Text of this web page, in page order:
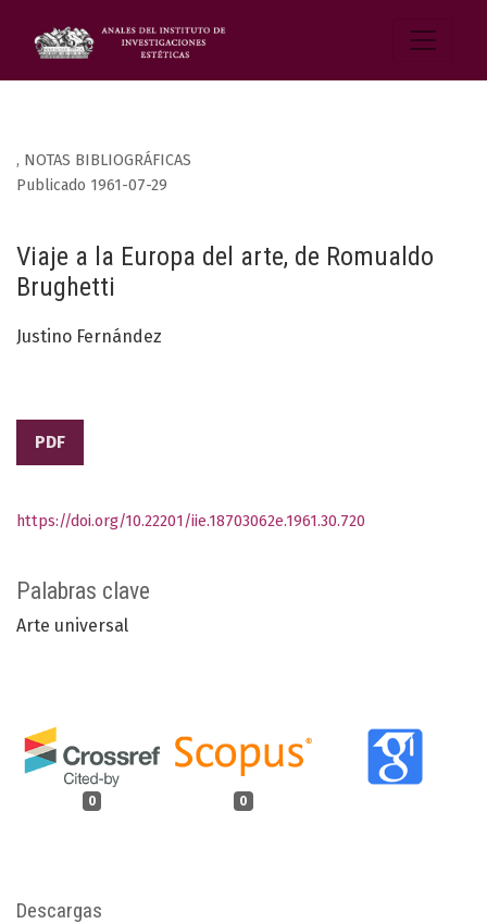
, NOTAS BIBLIOGRÁFICAS
Viaje a la Europa del arte, de Romualdo
Brughetti
Publicado 1961-07-29
Justino Fernández
PDF
Palabras clave
Arte universal
0 0
https://doi.org/10.22201/iie.18703062e.1961.30.720
Descargas